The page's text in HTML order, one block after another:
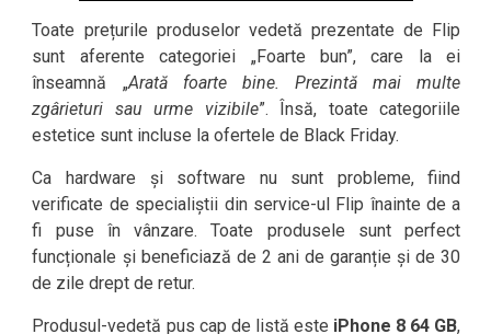
Toate prețurile produselor vedetă prezentate de Flip
sunt aferente categoriei „Foarte bun”, care la ei
înseamnă „Arată foarte bine. Prezintă mai multe
zgârieturi sau urme vizibile”. Însă, toate categoriile
estetice sunt incluse la ofertele de Black Friday.
Ca hardware și software nu sunt probleme, fiind
verificate de specialiștii din service-ul Flip înainte de a
fi puse în vânzare. Toate produsele sunt perfect
funcționale și beneficiază de 2 ani de garanție și de 30
de zile drept de retur.
Produsul-vedetă pus cap de listă este iPhone 8 64 GB,